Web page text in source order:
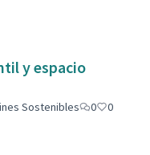
y espacio
Sostenibles 0
0